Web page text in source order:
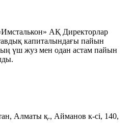
АҚ Директорлар
капиталындағы пайын
үш жуз мен одан астам пайын
Алматы қ., Айманов к-сі, 140,